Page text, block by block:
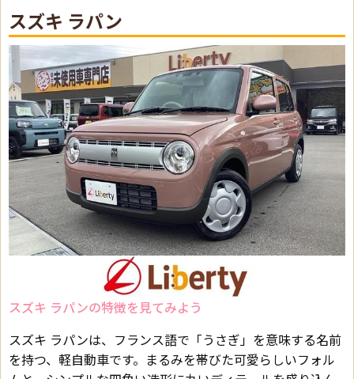
スズキ ラパン
スズキ ラパンの特徴を見てみよう
スズキ ラパンは、フランス語で「うさぎ」を意味する名前
を持つ、軽自動車です。まるみを帯びた可愛らしいフォル